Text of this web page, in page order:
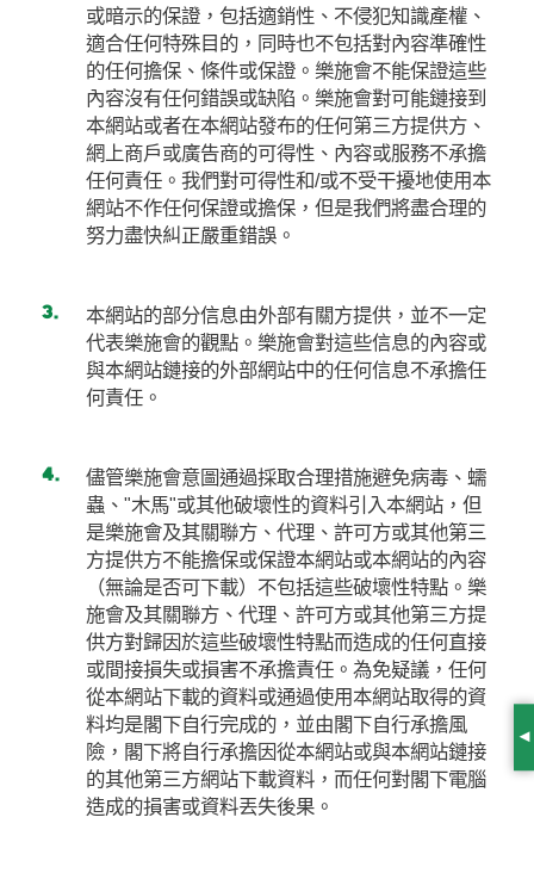
或暗示的保證，包括適銷性、不侵犯知識產權、
適合任何特殊目的，同時也不包括對內容準確性
的任何擔保、條件或保證。樂施會不能保證這些
內容沒有任何錯誤或缺陷。樂施會對可能鏈接到
本網站或者在本網站發布的任何第三方提供方、
網上商戶或廣告商的可得性、內容或服務不承擔
任何責任。我們對可得性和/或不受干擾地使用本
網站不作任何保證或擔保，但是我們將盡合理的
努力盡快糾正嚴重錯誤。
本網站的部分信息由外部有關方提供，並不一定
代表樂施會的觀點。樂施會對這些信息的內容或
與本網站鏈接的外部網站中的任何信息不承擔任
何責任。
儘管樂施會意圖通過採取合理措施避免病毒、蠕
蟲、"木馬"或其他破壞性的資料引入本網站，但
是樂施會及其關聯方、代理、許可方或其他第三
方提供方不能擔保或保證本網站或本網站的內容
（無論是否可下載）不包括這些破壞性特點。樂
施會及其關聯方、代理、許可方或其他第三方提
供方對歸因於這些破壞性特點而造成的任何直接
或間接損失或損害不承擔責任。為免疑議，任何
從本網站下載的資料或通過使用本網站取得的資
料均是閣下自行完成的，並由閣下自行承擔風
險，閣下將自行承擔因從本網站或與本網站鏈接
的其他第三方網站下載資料，而任何對閣下電腦
造成的損害或資料丟失後果。